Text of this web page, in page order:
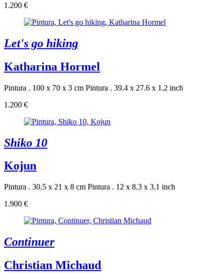
1.200 €
Let's go hiking
Katharina Hormel
Pintura . 100 x 70 x 3 cm Pintura . 39.4 x 27.6 x 1.2 inch
1.200 €
Shiko 10
Kojun
Pintura . 30.5 x 21 x 8 cm Pintura . 12 x 8.3 x 3.1 inch
1.900 €
Continuer
Christian Michaud